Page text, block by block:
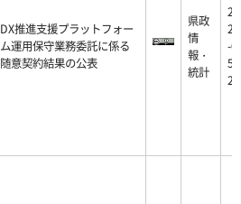
DX推進支援プラットフォー
ム運用保守業務委託に係る
随意契約結果の公表
県政
情
報・
統計
20
25
-0
5-
22